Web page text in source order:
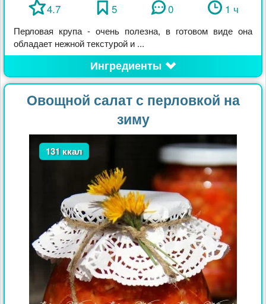
4.7 5 0 1 ч
Перловая крупа - очень полезна, в готовом виде она
обладает нежной текстурой и ...
Ингредиенты
Овощной салат с перловкой на
зиму
131 ккал